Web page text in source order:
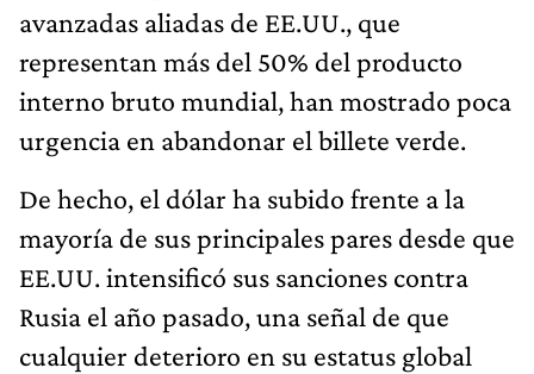
avanzadas aliadas de EE.UU., que
representan más del 50% del producto
interno bruto mundial, han mostrado poca
urgencia en abandonar el billete verde.
De hecho, el dólar ha subido frente a la
mayoría de sus principales pares desde que
EE.UU. intensificó sus sanciones contra
Rusia el año pasado, una señal de que
cualquier deterioro en su estatus global